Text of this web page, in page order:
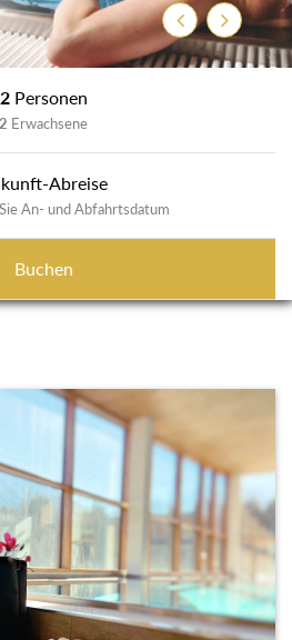
Previous
Next
2 Personen
2 Erwachsene
Abreise
An- und Abfahrtsdatum
Buchen